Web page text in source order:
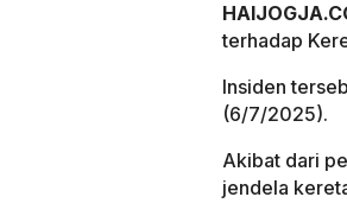
terhadap
Insiden
(6/7/2025).
Akibat dari
jendela